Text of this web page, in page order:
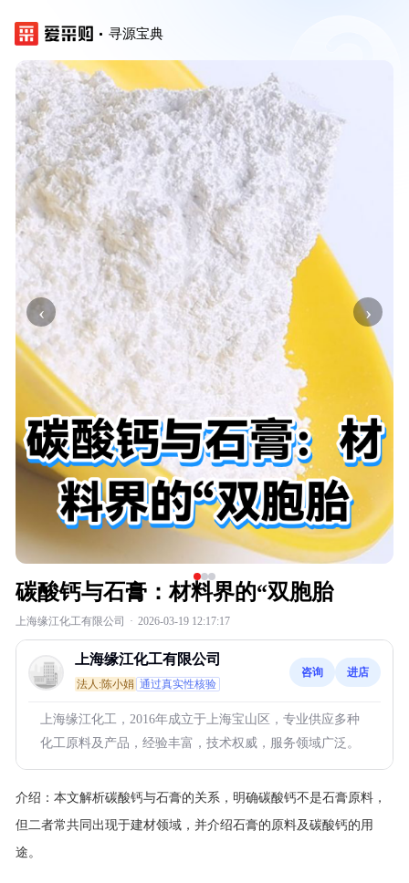
寻源宝典
‹ ›
碳酸钙与石膏：材料界的“双胞胎
上海缘江化工有限公司 · 2026-03-19 12:17:17
上海缘江化工有限公司
法人:陈小娟 通过真实性核验
咨询 进店
上海缘江化工，2016年成立于上海宝山区，专业供应多种
化工原料及产品，经验丰富，技术权威，服务领域广泛。
介绍： 本文解析碳酸钙与石膏的关系，明确碳酸钙不是石膏原料，
但二者常共同出现于建材领域，并介绍石膏的原料及碳酸钙的用
途。